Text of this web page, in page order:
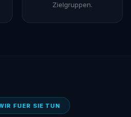
Zielgruppen.
FUER SIE TUN